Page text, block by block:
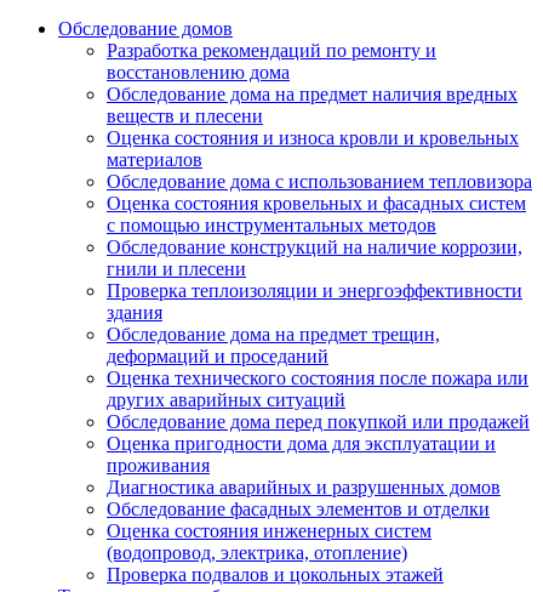
Обследование домов
Разработка рекомендаций по ремонту и
восстановлению дома
Обследование дома на предмет наличия вредных
веществ и плесени
Оценка состояния и износа кровли и кровельных
материалов
Обследование дома с использованием тепловизора
Оценка состояния кровельных и фасадных систем
с помощью инструментальных методов
Обследование конструкций на наличие коррозии,
гнили и плесени
Проверка теплоизоляции и энергоэффективности
здания
Обследование дома на предмет трещин,
деформаций и проседаний
Оценка технического состояния после пожара или
других аварийных ситуаций
Обследование дома перед покупкой или продажей
Оценка пригодности дома для эксплуатации и
проживания
Диагностика аварийных и разрушенных домов
Обследование фасадных элементов и отделки
Оценка состояния инженерных систем
(водопровод, электрика, отопление)
Проверка подвалов и цокольных этажей